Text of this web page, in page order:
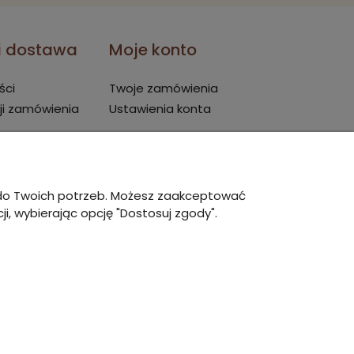
dostawa
zamówienia
Moje konto
Twoje zamówienia
Ustawienia konta
Twoich potrzeb. Możesz zaakceptować
wybierając opcję "Dostosuj zgody".